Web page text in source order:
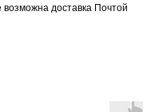
доставка Почтой